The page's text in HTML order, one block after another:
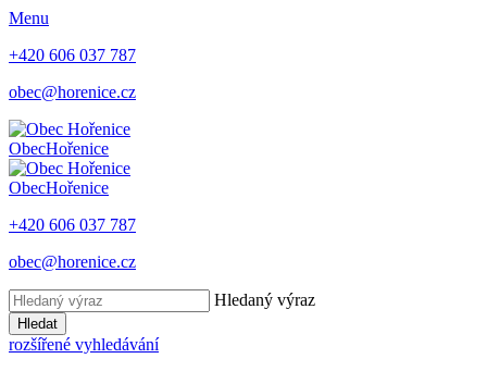
Menu
+420 606 037 787
obec@horenice.cz
ObecHořenice
ObecHořenice
+420 606 037 787
obec@horenice.cz
Hledaný výraz
Hledat
rozšířené vyhledávání